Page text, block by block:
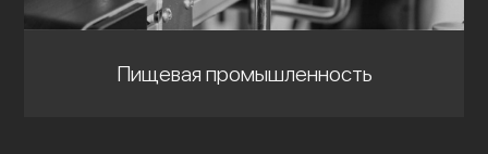
Пищевая промышленность